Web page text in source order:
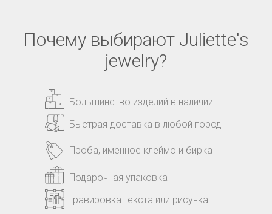
Почему выбирают Juliette's
jewelry?
Большинство изделий в наличии
Быстрая доставка в любой город
Подарочная упаковка
Гравировка текста или рисунка
Проба, именное клеймо и бирка